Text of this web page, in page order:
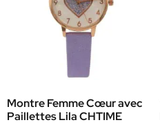
Montre Femme Cœur avec
Paillettes Lila CHTIME